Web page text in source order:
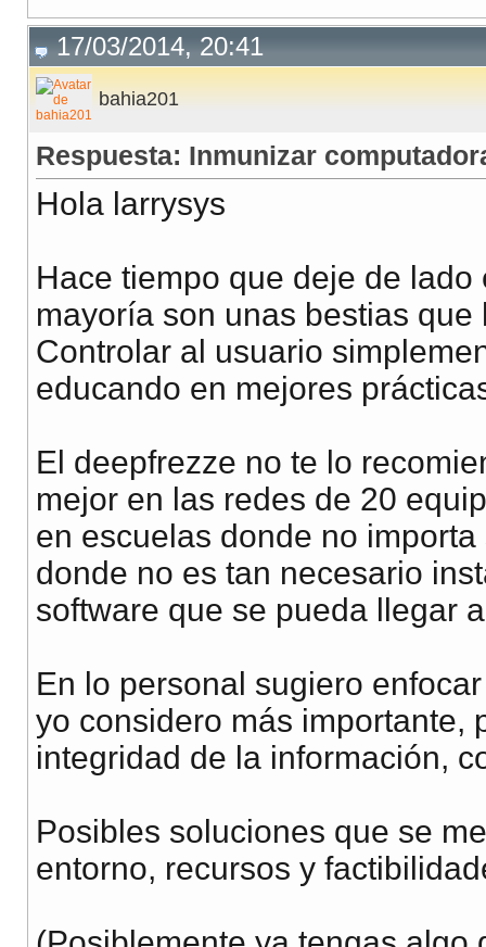
17/03/2014, 20:41
bahia201
Respuesta: Inmunizar
Hola larrysys
Hace tiempo que deje de
mayoría son unas bestias
Controlar al usuario
educando en mejores
El deepfrezze no te lo
mejor en las redes de 20
en escuelas donde no
donde no es tan necesario
software que se pueda llegar
En lo personal sugiero
yo considero más importante,
integridad de la información,
Posibles soluciones que se
entorno, recursos y